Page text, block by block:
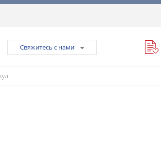
Свяжитесь с нами